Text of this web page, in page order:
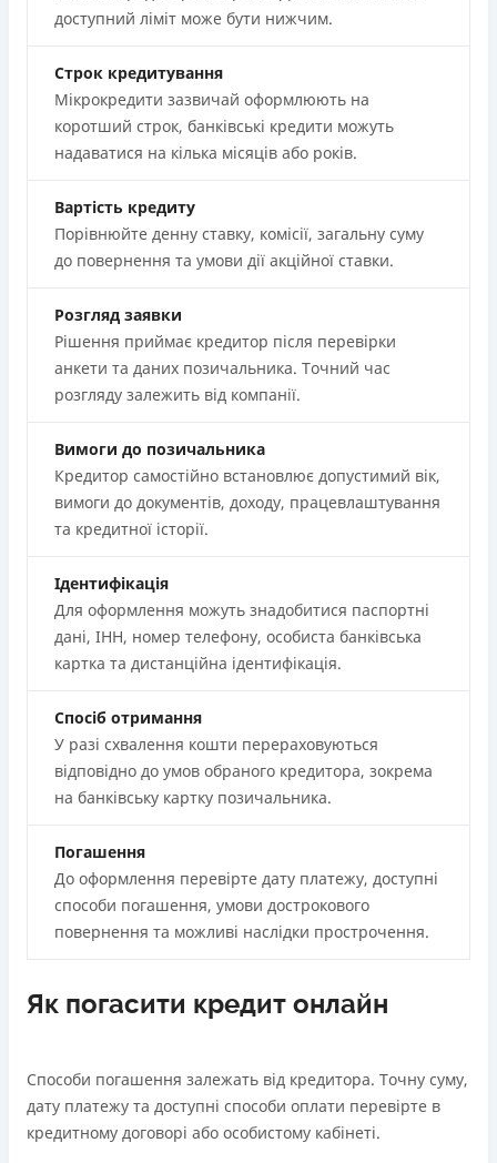
доступний ліміт може бути нижчим.
Строк кредитування
Мікрокредити зазвичай оформлюють на
коротший строк, банківські кредити можуть
надаватися на кілька місяців або років.
Вартість кредиту
Порівнюйте денну ставку, комісії, загальну суму
до повернення та умови дії акційної ставки.
Розгляд заявки
Рішення приймає кредитор після перевірки
анкети та даних позичальника. Точний час
розгляду залежить від компанії.
Вимоги до позичальника
Кредитор самостійно встановлює допустимий вік,
вимоги до документів, доходу, працевлаштування
та кредитної історії.
Ідентифікація
Для оформлення можуть знадобитися паспортні
дані, ІНН, номер телефону, особиста банківська
картка та дистанційна ідентифікація.
Спосіб отримання
У разі схвалення кошти перераховуються
відповідно до умов обраного кредитора, зокрема
на банківську картку позичальника.
Погашення
До оформлення перевірте дату платежу, доступні
способи погашення, умови дострокового
повернення та можливі наслідки прострочення.
Як погасити кредит онлайн
Способи погашення залежать від кредитора. Точну суму,
дату платежу та доступні способи оплати перевірте в
кредитному договорі або особистому кабінеті.